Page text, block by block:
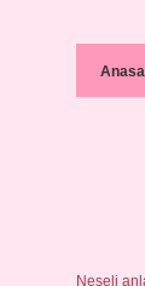
Neşeli